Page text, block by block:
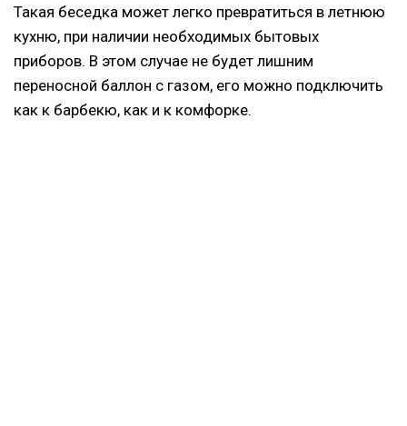
Такая беседка может легко превратиться в летнюю
кухню, при наличии необходимых бытовых
приборов. В этом случае не будет лишним
переносной баллон с газом, его можно подключить
как к барбекю, как и к комфорке.